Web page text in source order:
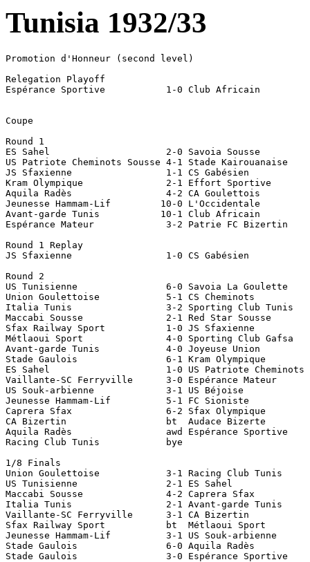
Tunisia 1932/33
Promotion d'Honneur (second level)
Relegation Playoff
Espérance Sportive           1-0 Club Africain
Coupe
Round 1
ES Sahel                     2-0 Savoia Sousse
US Patriote Cheminots Sousse 4-1 Stade Kairouanaise
JS Sfaxienne                 1-1
Kram Olympique               2-1 Effort Sportive
Aquila Radès                 4-2 CA Goulettois
Jeunesse Hammam-Lif         10-0 L'Occidentale
Avant-garde Tunis           10-1 Club Africain
Espérance Mateur             3-2 Patrie FC Bizertin
Round 1 Replay
JS Sfaxienne                 1-0 CS
Round 2
US Tunisienne                6-0 Savoia La Goulette
Union Goulettoise            5-1 CS Cheminots
Italia Tunis                 3-2 Sporting Club Tunis
Maccabi Sousse               2-1 Red Star Sousse
Sfax Railway Sport           1-0 JS Sfaxienne
Métlaoui Sport               4-0 Sporting Club Gafsa
Avant-garde Tunis            4-0 Joyeuse Union
Stade Gaulois                6-1 Kram Olympique
ES Sahel                     1-0 US Patriote Cheminots
Vaillante-SC Ferryville      3-0 Espérance Mateur
US Souk-arbienne             3-1 US Béjoise
Jeunesse Hammam-Lif          5-1 FC Sioniste
Caprera Sfax                 6-2 Sfax Olympique
CA Bizertin                  bt  Audace Bizerte
Aquila Radès                 awd Espérance Sportive
Racing Club Tunis            bye
1/8 Finals
Union Goulettoise            3-1 Racing Club Tunis
US Tunisienne                2-1 ES Sahel
Maccabi Sousse               4-2 Caprera Sfax
Italia Tunis                 2-1 Avant-garde Tunis
Vaillante-SC Ferryville      3-1 CA Bizertin
Sfax Railway Sport           bt  Métlaoui Sport
Jeunesse Hammam-Lif          3-1 US Souk-arbienne
Stade Gaulois                6-0 Aquila Radès
Stade Gaulois                3-0 Espérance Sportive